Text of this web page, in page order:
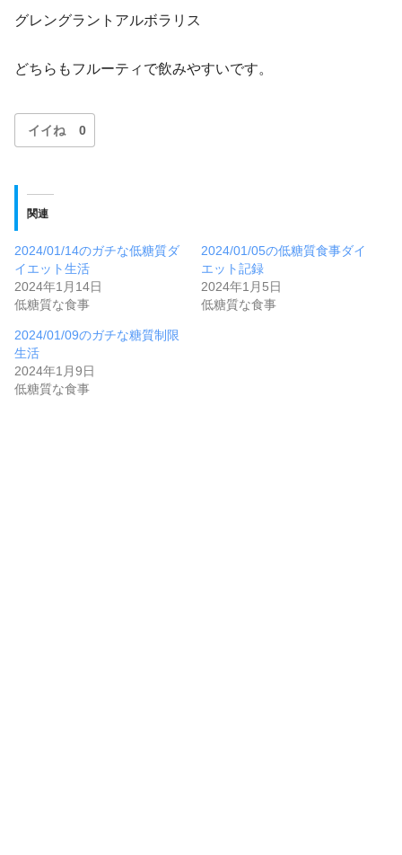
グレングラントアルボラリス
どちらもフルーティで飲みやすいです。
イイね 0
関連
2024/01/14のガチな低糖質ダ
イエット生活
2024年1月14日
低糖質な食事
2024/01/05の低糖質食事ダイ
エット記録
2024年1月5日
低糖質な食事
2024/01/09のガチな糖質制限
生活
2024年1月9日
低糖質な食事